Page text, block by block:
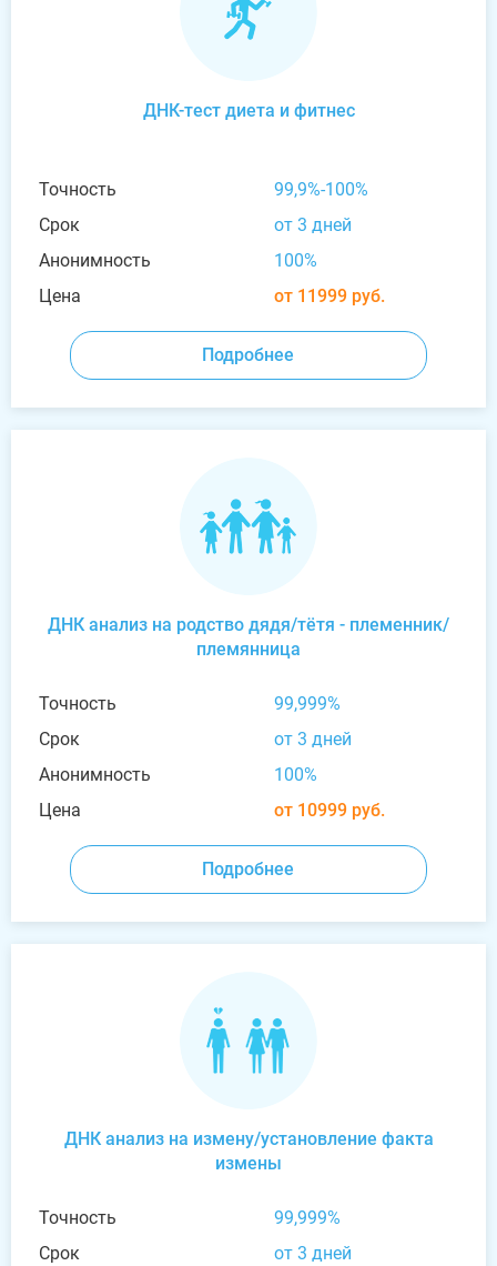
ДНК-тест диета и фитнес
Точность
99,9%-100%
Срок
от 3 дней
Анонимность
100%
Цена
от 11999 руб.
Подробнее
ДНК анализ на родство дядя/тётя - племенник/
племянница
Точность
99,999%
Срок
от 3 дней
Анонимность
100%
Цена
от 10999 руб.
Подробнее
ДНК анализ на измену/установление факта
измены
Точность
99,999%
Срок
от 3 дней